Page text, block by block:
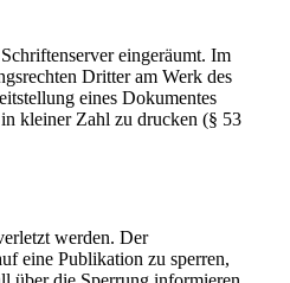
eingeräumt. Im
Dritter am Werk des
eines Dokumentes
kleiner Zahl zu drucken (§ 53
werden. Der
eine Publikation zu sperren,